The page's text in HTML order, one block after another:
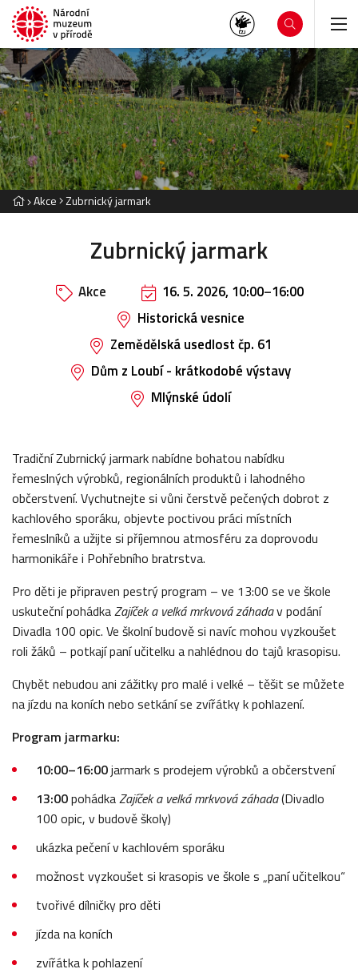
Akce Zubrnický jarmark
Zubrnický jarmark
Akce 16. 5. 2026, 10:00–16:00
Historická vesnice
Zemědělská usedlost čp. 61
Dům z Loubí - krátkodobé výstavy
Mlýnské údolí
Tradiční Zubrnický jarmark nabídne bohatou nabídku
řemeslných výrobků, regionálních produktů i lahodného
občerstvení. Vychutnejte si vůni čerstvě pečených dobrot z
kachlového sporáku, objevte poctivou práci místních
řemeslníků a užijte si příjemnou atmosféru za doprovodu
harmonikáře i Pohřebního bratrstva.
Pro děti je připraven pestrý program – ve 13:00 se ve škole
uskuteční pohádkaZajíček a velká mrkvová záhadav podání
Divadla 100 opic. Ve školní budově si navíc mohou vyzkoušet
roli žáků – potkají paní učitelku a nahlédnou do tajů krasopisu.
Chybět nebudou ani zážitky pro malé i velké – těšit se můžete
na jízdu na koních nebo setkání se zvířátky k pohlazení.
Program jarmarku:
10:00–16:00jarmark s prodejem výrobků a občerstvení
13:00pohádkaZajíček a velká mrkvová záhada(Divadlo
100 opic, v budově školy)
ukázka pečení v kachlovém sporáku
možnost vyzkoušet si krasopis ve škole s „paní učitelkou“
tvořivé dílničky pro děti
jízda na koních
zvířátka k pohlazení